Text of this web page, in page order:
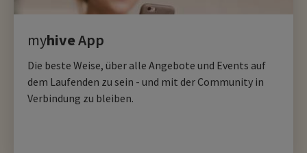
myhiveApp
Die beste Weise, über alle Angebote und Events auf
dem Laufenden zu sein - und mit der Community in
Verbindung zu bleiben.